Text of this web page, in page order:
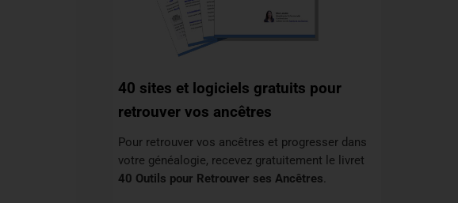
40 sites et logiciels gratuits pour
retrouver vos ancêtres
Pour retrouver vos ancêtres et progresser dans
votre généalogie, recevez gratuitement le livret
40 Outils pour Retrouver ses Ancêtres.